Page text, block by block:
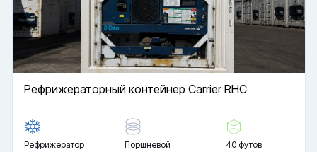
Рефрижераторный контейнер Carrier RHC
Рефрижератор Поршневой 40 футов